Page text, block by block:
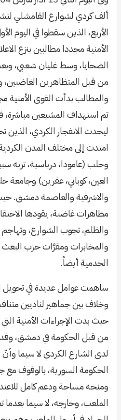
ألف كردي لشوارع القامشلي
الأربع، الذين سقطوا في اليوم
الأمنية مجددا مطالبين بنزع
الضحايا، وسط غليان شعبي،
من قبل المتظاهرين
والمطالب بدأت القوى الأمنية
تم استهداف المشيعين
ليحدث الانفجار الكردي، الذين
امتدت إلى مختلف المدن
وحلب (عامودا، درباسية، تربه
العين، كوباني، عفرين)
والاشرفية والعاصمة دمشق.
مظاهرات غاضبة، يقودها
والظلم، تجوب الشوارع، وتهاجم
والمخابرات ومقرَّات حزب
الخدمية أيضاً.
ساهمت عوامل عديدة في تحويل
وخلاف بين جماهير لناديين
حيث بدت الإجراءات الأمنية
من قبل الحكومة في دمشق،
لدى الشارع الكردي لا سيما وأنّ
الحكومة السورية، بالوقوف مع
ومنحه مساحة ودعم كامل
الملعب، وخارجه، لا سيما